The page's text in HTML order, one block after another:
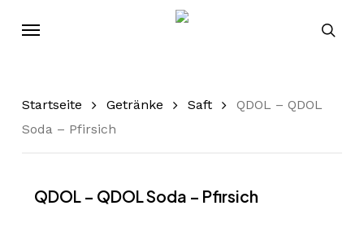
Menu
Startseite Getränke Saft
QDOL – QDOL
Soda – Pfirsich
QDOL – QDOL Soda – Pfirsich